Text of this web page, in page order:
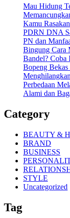
Mau Hidung
Kamu
PDRN DNA
PN dan
Bingung Cara
Bandel? Coba
Bopeng
Perbedaan
Alami dan
Category
BEAUTY &
BRAND
BUSINESS
STYLE
Uncategorized
Tag